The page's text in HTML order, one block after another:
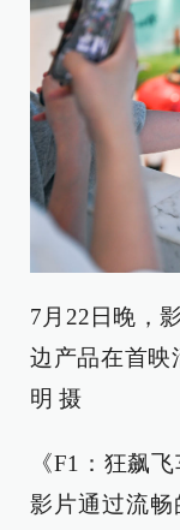
7月22日晚，
边产品在首映
明 摄
《F1：狂飙
影片通过流畅